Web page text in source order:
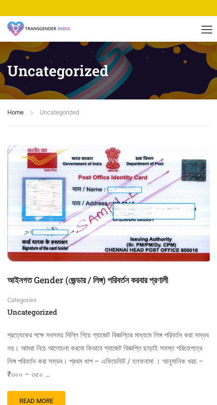
Uncategorized
Home Uncategorized
আইনগত Gender (জেন্ডার / লিঙ্গ) পরিবর্তন করবার প্রণালী
Categories
Uncategorized
প্রত্যেকের পক্ষে সবসময় দিল্লি গিয়ে গ্যাজেট বিজ্ঞপ্তির মাধ্যমে লিঙ্গ পরিবর্তন করা সম্ভব
নয়। আমরা নিচে আলোচনা করবো কিভাবে গ্যাজেট বিজ্ঞপ্তি ছাড়াই সমস্ত পরিচয়পত্রে
লিঙ্গ পরিবর্তন করা সম্ভব। প্রথম ধাপ – এফিডেভিট / হলফনামা । আনুমানিক খরচ –
₹৩০০ – ৩৫০ …
READ MORE